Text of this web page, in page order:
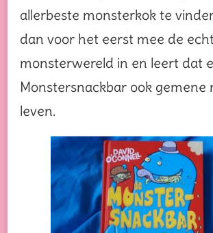
allerbeste monsterkok te
dan voor het eerst mee de
monsterwereld in en leert dat
Monstersnackbar ook gemene
leven.